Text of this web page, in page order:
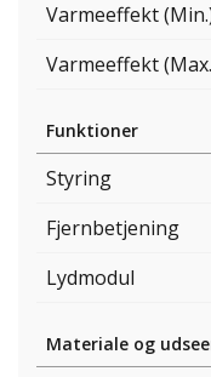
Varmeeffekt
Varmeeffekt
Funktioner
Styring
Fjernbetjening
Lydmodul
Materiale og